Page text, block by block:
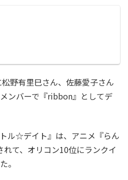
野有里巳さん、佐藤愛子さん
ンバーで『ribbon』としてデ
ル☆デイト』は、アニメ『らん
て、オリコン10位にランクイ
。